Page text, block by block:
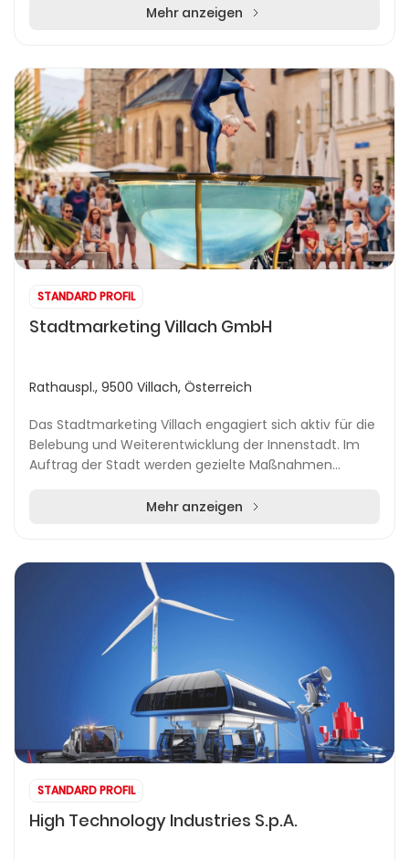
Mehr anzeigen
STANDARD PROFIL
Stadtmarketing Villach GmbH
Rathauspl., 9500 Villach, Österreich
Das Stadtmarketing Villach engagiert sich aktiv für die
Belebung und Weiterentwicklung der Innenstadt. Im
Auftrag der Stadt werden gezielte Maßnahmen
Mehr anzeigen
STANDARD PROFIL
High Technology Industries S.p.A.